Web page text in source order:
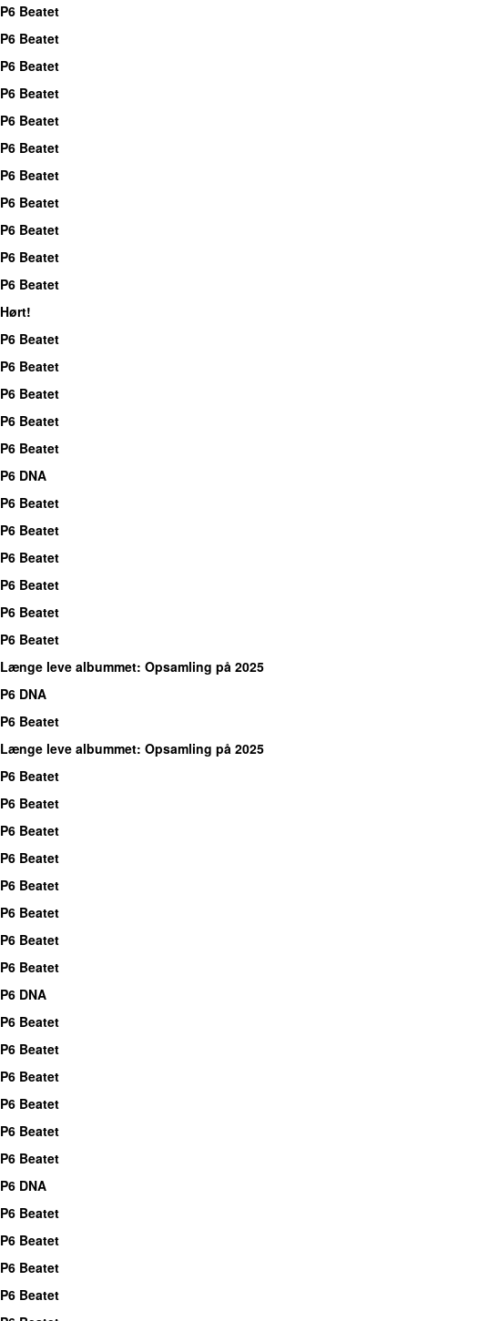
P6 Beatet
P6 Beatet
P6 Beatet
P6 Beatet
P6 Beatet
P6 Beatet
P6 Beatet
P6 Beatet
P6 Beatet
P6 Beatet
P6 Beatet
Hørt!
P6 Beatet
P6 Beatet
P6 Beatet
P6 Beatet
P6 Beatet
P6 DNA
P6 Beatet
P6 Beatet
P6 Beatet
P6 Beatet
P6 Beatet
P6 Beatet
Længe leve albummet: Opsamling på 2025
P6 DNA
P6 Beatet
Længe leve albummet: Opsamling på 2025
P6 Beatet
P6 Beatet
P6 Beatet
P6 Beatet
P6 Beatet
P6 Beatet
P6 Beatet
P6 Beatet
P6 DNA
P6 Beatet
P6 Beatet
P6 Beatet
P6 Beatet
P6 Beatet
P6 Beatet
P6 DNA
P6 Beatet
P6 Beatet
P6 Beatet
P6 Beatet